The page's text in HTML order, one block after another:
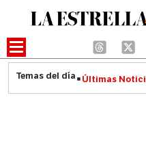
Últimas